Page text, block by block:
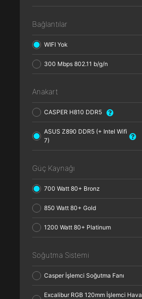
Bağlantılar
WIFI Yok
300 Mbps 802.11 b/g/n
Anakart
CASPER H810 DDR5
ASUS Z890 DDR5 (+ Intel Wifi
7)
Güç Kaynağı
700 Watt 80+ Bronz
850 Watt 80+ Gold
1200 Watt 80+ Platinum
Soğutma Sistemi
Casper İşlemci Soğutma Fanı
Excalibur RGB 120mm İşlemci Hava